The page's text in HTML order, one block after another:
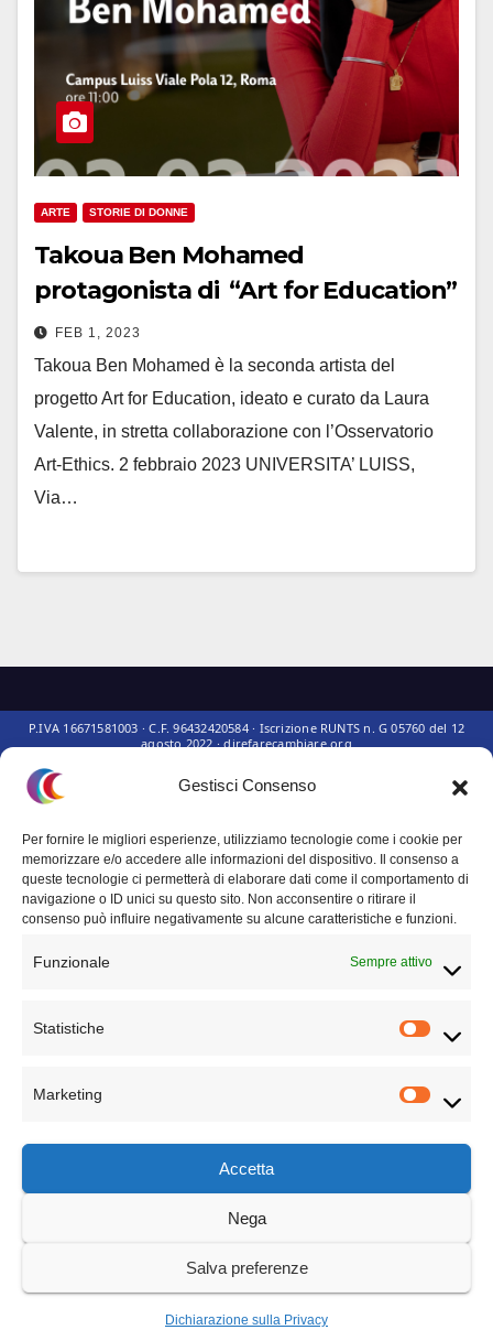
Gestisci Consenso
Per fornire le migliori esperienze, utilizziamo tecnologie come i cookie per
memorizzare e/o accedere alle informazioni del dispositivo. Il consenso a
queste tecnologie ci permetterà di elaborare dati come il comportamento di
navigazione o ID unici su questo sito. Non acconsentire o ritirare il
consenso può influire negativamente su alcune caratteristiche e funzioni.
Funzionale Sempre attivo
Statistiche
Marketing
Accetta
Nega
Salva preferenze
Dichiarazione sulla Privacy
ARTE STORIE DI DONNE
Takoua Ben Mohamed
protagonista di “Art for Education”
FEB 1, 2023
Takoua Ben Mohamed è la seconda artista del
progetto Art for Education, ideato e curato da Laura
Valente, in stretta collaborazione con l’Osservatorio
Art-Ethics. 2 febbraio 2023 UNIVERSITA’ LUISS,
Via…
Questo sito non rappresenta unatestata giornalisticain quanto viene
aggiornato senza alcuna periodicità. Non può pertanto considerarsi un
prodotto editoriale ai sensi della legge n° 62 del 7.03.2001.
Cambiamo Cultura